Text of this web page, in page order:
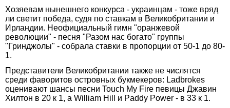
Хозяевам нынешнего конкурса - украинцам - тоже вряд
ли светит победа, судя по ставкам в Великобритании и
Ирландии. Неофициальный гимн "оранжевой
революции" - песня "Разом нас богато" группы
"Гринджолы" - собрала ставки в пропорции от 50-1 до 80-
1.
Представители Великобритании также не числятся
среди фаворитов островных букмекеров: Ladbrokes
оценивают шансы песни Touch My Fire певицы Джавин
Хилтон в 20 к 1, а William Hill и Paddy Power - в 33 к 1.